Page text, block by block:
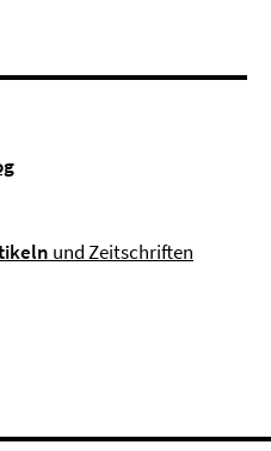
und Zeitschriften